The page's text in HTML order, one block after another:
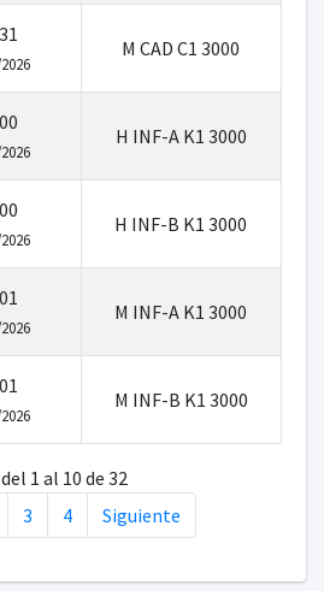
M CAD C1 3000
H INF-A K1 3000
H INF-B K1 3000
M INF-A K1 3000
M INF-B K1 3000
1 al 10 de 32
3 4 Siguiente